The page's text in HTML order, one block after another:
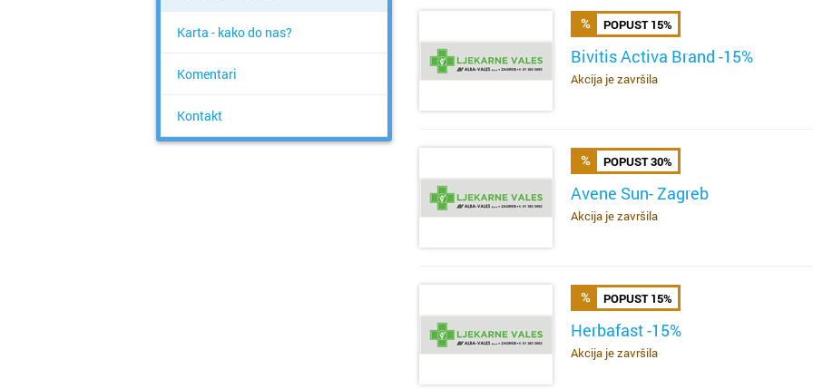
Karta - kako do nas?
Komentari
Kontakt
SAZNAJ VIŠE
POPUST 15%
Bivitis Activa Brand -15%
Akcija je završila
SAZNAJ VIŠE
POPUST 30%
Avene Sun- Zagreb
Akcija je završila
SAZNAJ VIŠE
POPUST 15%
Herbafast -15%
Akcija je završila